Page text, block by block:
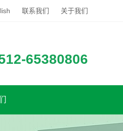
联系我们 关于我们
65380806